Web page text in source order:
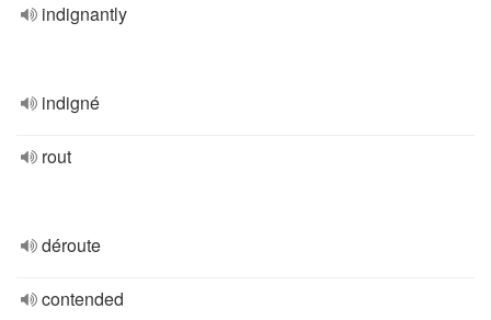
indignantly
indigné
rout
déroute
contended